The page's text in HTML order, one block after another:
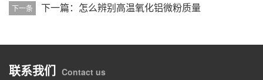
下一条 下一篇：怎么辨别高温氧化铝微粉质量
联系我们 Contact us